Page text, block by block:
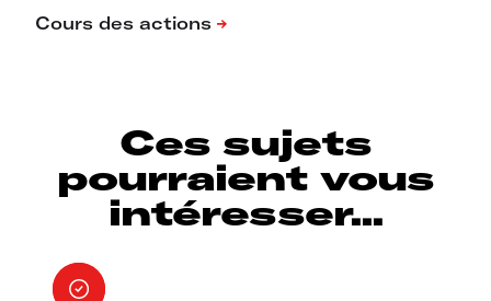
Ces sujets
pourraient vous
intéresser...